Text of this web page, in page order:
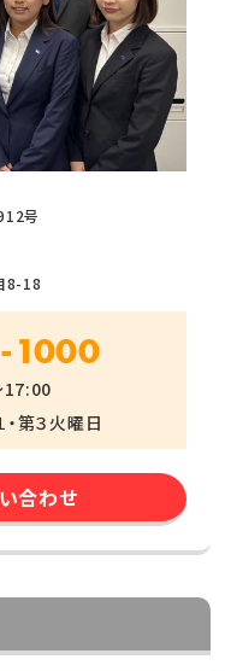
号
8-18
1000
17:00
第３火曜日
合わせ